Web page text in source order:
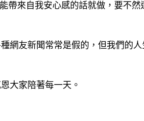
帶來自我安心感的話就做，要不
網友新聞常常是假的，但我們的
大家陪著每一天。